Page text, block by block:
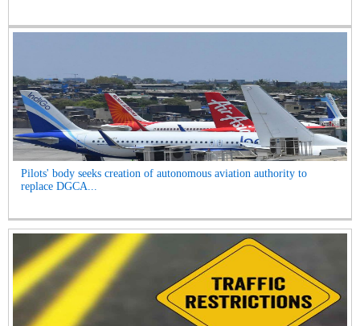
Pilots' body seeks creation of autonomous aviation authority to
replace DGCA...